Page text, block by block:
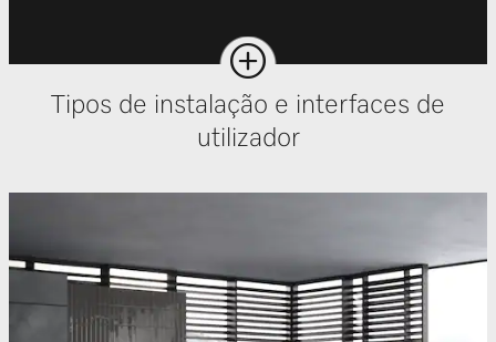
Tipos de instalação e interfaces de
utilizador